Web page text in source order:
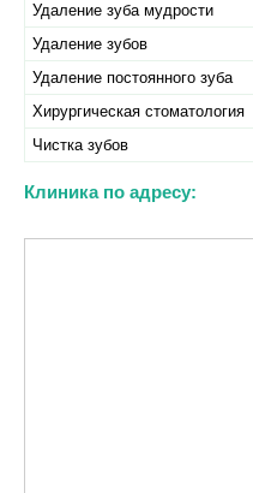
Удаление зуба мудрости
Удаление зубов
Удаление постоянного зуба
Хирургическая стоматология
Чистка зубов
Клиника по адресу: